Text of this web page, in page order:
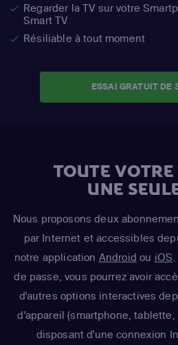
Regarder la TV sur votre
Smart TV
Résiliable à tout moment
ESSAI GRATUIT DE
TOUTE
UNE
Nous proposons deux
par Internet et accessibles
notre application Android ou iOS
de passe, vous pourrez avoir
d'autres options interactives
d'appareil (smartphone, tablette,
disposant d'une connexion